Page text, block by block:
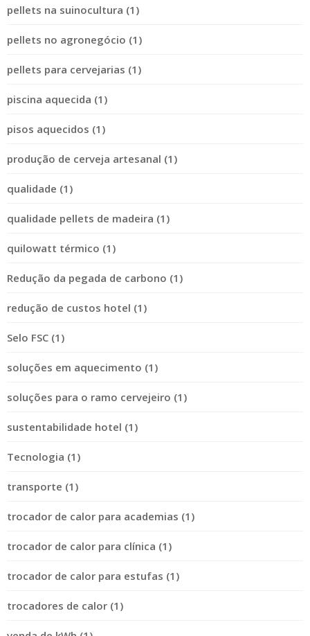
pellets na suinocultura (1)
pellets no agronegócio (1)
pellets para cervejarias (1)
piscina aquecida (1)
pisos aquecidos (1)
produção de cerveja artesanal (1)
qualidade (1)
qualidade pellets de madeira (1)
quilowatt térmico (1)
Redução da pegada de carbono (1)
redução de custos hotel (1)
Selo FSC (1)
soluções em aquecimento (1)
soluções para o ramo cervejeiro (1)
sustentabilidade hotel (1)
Tecnologia (1)
transporte (1)
trocador de calor para academias (1)
trocador de calor para clínica (1)
trocador de calor para estufas (1)
trocadores de calor (1)